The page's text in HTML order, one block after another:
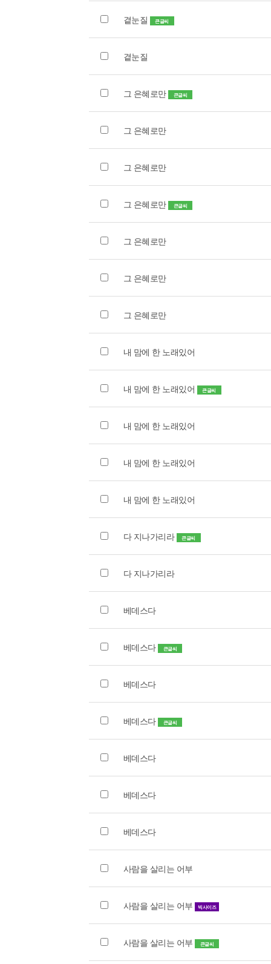
곁눈질 큰글씨
곁눈질
그 은혜로만 큰글씨
그 은혜로만
그 은혜로만
그 은혜로만 큰글씨
그 은혜로만
그 은혜로만
그 은혜로만
내 맘에 한 노래있어
내 맘에 한 노래있어 큰글씨
내 맘에 한 노래있어
내 맘에 한 노래있어
내 맘에 한 노래있어
다 지나가리라 큰글씨
다 지나가리라
베데스다
베데스다 큰글씨
베데스다
베데스다 큰글씨
베데스다
베데스다
베데스다
사람을 살리는 어부
사람을 살리는 어부 빅사이즈
사람을 살리는 어부 큰글씨